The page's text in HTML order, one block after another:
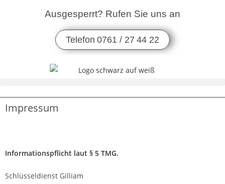
Ausgesperrt? Rufen Sie uns an
Telefon 0761 / 27 44 22
Impressum
Informationspflicht laut § 5 TMG.
Schlüsseldienst Gilliam